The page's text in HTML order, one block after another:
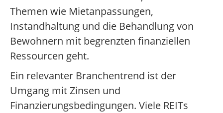
Themen wie Mietanpassungen,
Instandhaltung und die Behandlung von
Bewohnern mit begrenzten finanziellen
Ressourcen geht.
Ein relevanter Branchentrend ist der
Umgang mit Zinsen und
Finanzierungsbedingungen. Viele REITs